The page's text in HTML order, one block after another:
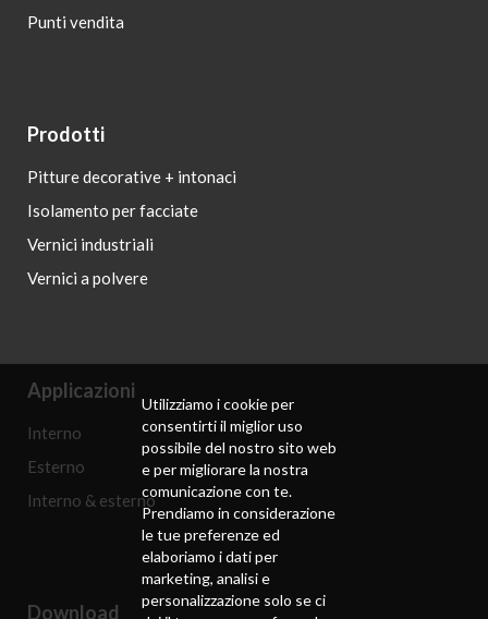
Punti vendita
Prodotti
Pitture decorative + intonaci
Isolamento per facciate
Vernici industriali
Vernici a polvere
Applicazioni
Interno
Esterno
Interno & esterno
Download
Utilizziamo i cookie per
consentirti il ​​miglior uso
possibile del nostro sito web
e per migliorare la nostra
comunicazione con te.
Prendiamo in considerazione
le tue preferenze ed
elaboriamo i dati per
marketing, analisi e
personalizzazione solo se ci